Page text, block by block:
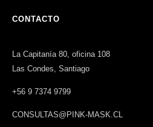
CONTACTO
La Capitanía 80, oficina 108
Las Condes, Santiago
+56 9 7374 9799
CONSULTAS@PINK-MASK.CL